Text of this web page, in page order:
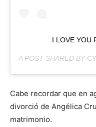
I LOVE YOU
A POST SHARED BY
Cabe recordar que en
divorció de Angélica
matrimonio.